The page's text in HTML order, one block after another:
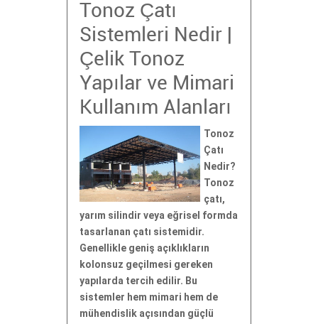
Tonoz Çatı
Sistemleri Nedir |
Çelik Tonoz
Yapılar ve Mimari
Kullanım Alanları
Tonoz
Çatı
Nedir?
Tonoz
çatı,
yarım silindir veya eğrisel formda
tasarlanan çatı sistemidir.
Genellikle geniş açıklıkların
kolonsuz geçilmesi gereken
yapılarda tercih edilir. Bu
sistemler hem mimari hem de
mühendislik açısından güçlü